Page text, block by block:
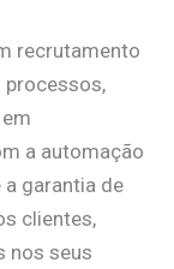
recrutamento
processos,
a automação
garantia de
clientes,
nos seus